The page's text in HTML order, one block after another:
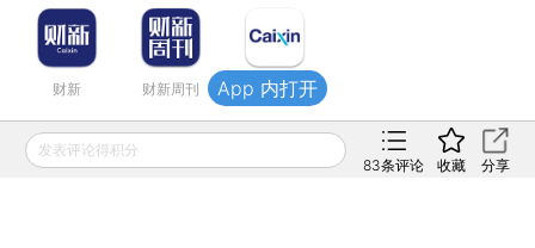
财新 财新周刊 Caixin
登录|网页版
发表评论得积分
83条评论 收藏 分享
App 内打开